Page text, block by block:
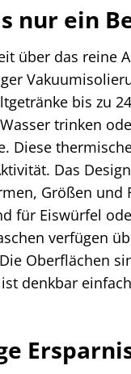
nur ein
über das reine
bis zu
trinken
Diese
Das
Größen und
für Eiswürfel
verfügen
Oberflächen
denkbar